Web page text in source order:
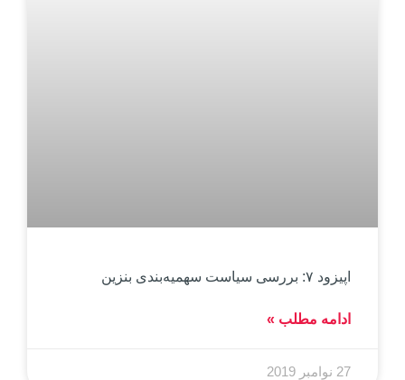
اپیزود ۷: بررسی سیاست سهمیه‌بندی بنزین
ادامه مطلب »
27 نوامبر 2019